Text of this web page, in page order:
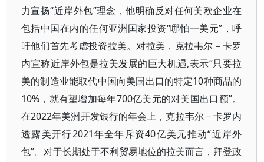
力宣扬“近岸外包”理念，他明确反对任何美欧企业在
包括中国在内的任何亚洲国家投资“哪怕一美元”，呼
吁他们首先考虑投资拉美。对拉美，克拉韦尔－卡罗
内宣称近岸外包是拉美发展的巨大机遇,表示“只要拉
美的制造业能取代中国向美国出口的特定10种商品的
10%，就有望增加每年700亿美元的对美国出口额”。
在2022年美洲开发银行的年会上，克拉韦尔－卡罗内
透露美开行2021年全年斥资40亿美元推动“近岸外
包”。对于长期处于不利贸易地位的拉美而言，拜登政